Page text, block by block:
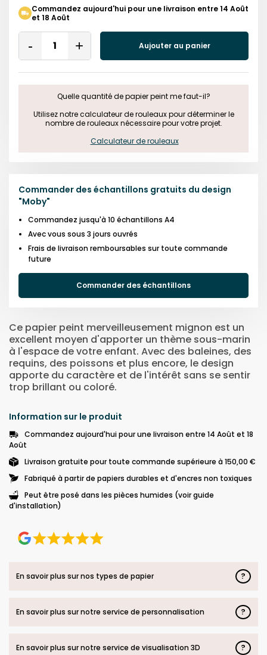
Commandez aujourd'hui pour une livraison entre 14 Août
et 18 Août
Quantity
Remove
One
Add
One
Aujouter au panier
Quelle quantité de papier peint me faut-il?
Utilisez notre calculateur de rouleaux pour déterminer le
nombre de rouleaux nécessaire pour votre projet.
Calculateur de rouleaux
Commander des échantillons gratuits du design
"Moby"
Commandez jusqu'à 10 échantillons A4
Avec vous sous 3 jours ouvrés
Frais de livraison remboursables sur toute commande
future
Commander des échantillons
Ce papier peint merveilleusement mignon est un
excellent moyen d'apporter un thème sous-marin
à l'espace de votre enfant. Avec des baleines, des
requins, des poissons et plus encore, le design
apporte du caractère et de l'intérêt sans se sentir
trop brillant ou coloré.
Information sur le produit
Commandez aujourd'hui pour une livraison entre 14 Août et 18
Août
Livraison gratuite pour toute commande supérieure à 150,00 €
Fabriqué à partir de papiers durables et d'encres non toxiques
Peut être posé dans les pièces humides (voir guide
d'installation)
En savoir plus sur nos types de papier ?
En savoir plus sur notre service de personnalisation ?
En savoir plus sur notre service de visualisation 3D ?